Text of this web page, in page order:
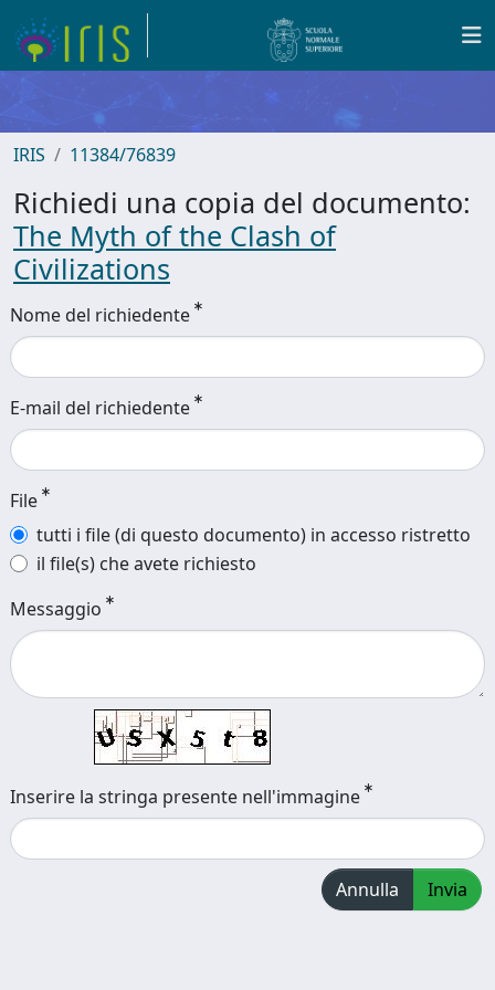
IRIS 11384/76839
Richiedi una copia del documento:
The Myth of the Clash of
Civilizations
Nome del richiedente
E-mail del richiedente
File
tutti i file (di questo documento) in accesso ristretto
il file(s) che avete richiesto
Messaggio
Inserire la stringa presente nell'immagine
Annulla Invia